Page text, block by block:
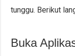
tunggu. Berikut
Buka